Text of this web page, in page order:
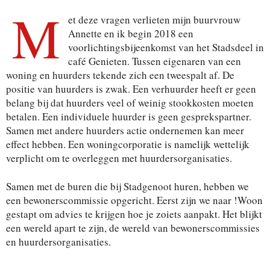
M
et deze vragen verlieten mijn buurvrouw
Annette en ik begin 2018 een
voorlichtingsbijeenkomst van het Stadsdeel in
café Genieten. Tussen eigenaren van een
woning en huurders tekende zich een tweespalt af. De
positie van huurders is zwak. Een verhuurder heeft er geen
belang bij dat huurders veel of weinig stookkosten moeten
betalen. Een individuele huurder is geen gesprekspartner.
Samen met andere huurders actie ondernemen kan meer
effect hebben. Een woningcorporatie is namelijk wettelijk
verplicht om te overleggen met huurdersorganisaties.
Samen met de buren die bij Stadgenoot huren, hebben we
een bewonerscommissie opgericht. Eerst zijn we naar !Woon
gestapt om advies te krijgen hoe je zoiets aanpakt. Het blijkt
een wereld apart te zijn, de wereld van bewonerscommissies
en huurdersorganisaties.